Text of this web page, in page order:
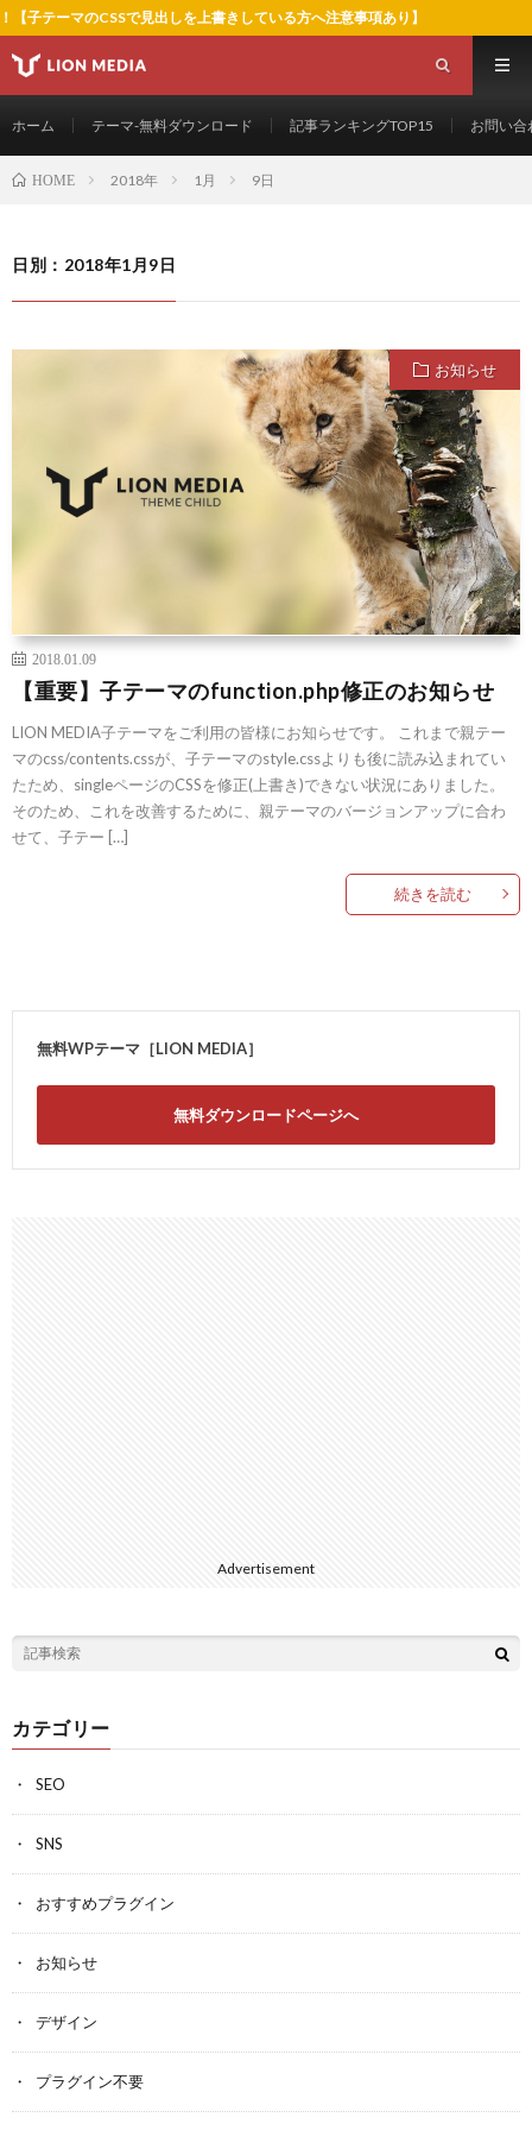
ーマのCSSで見出しを上書きしている方へ注意事項あり】
ホーム テーマ-無料ダウンロード 記事ランキングTOP15 お問い合
HOME 2018年 1月 9日
日別：2018年1月9日
お知らせ
2018.01.09
【重要】子テーマのfunction.php修正のお知らせ
LION MEDIA子テーマをご利用の皆様にお知らせです。 これまで親テー
マのcss/contents.cssが、子テーマのstyle.cssよりも後に読み込まれてい
たため、singleページのCSSを修正(上書き)できない状況にありました。
そのため、これを改善するために、親テーマのバージョンアップに合わ
せて、子テー […]
続きを読む
無料WPテーマ［LION MEDIA］
無料ダウンロードページへ
Advertisement
カテゴリー
SEO
SNS
おすすめプラグイン
お知らせ
デザイン
プラグイン不要